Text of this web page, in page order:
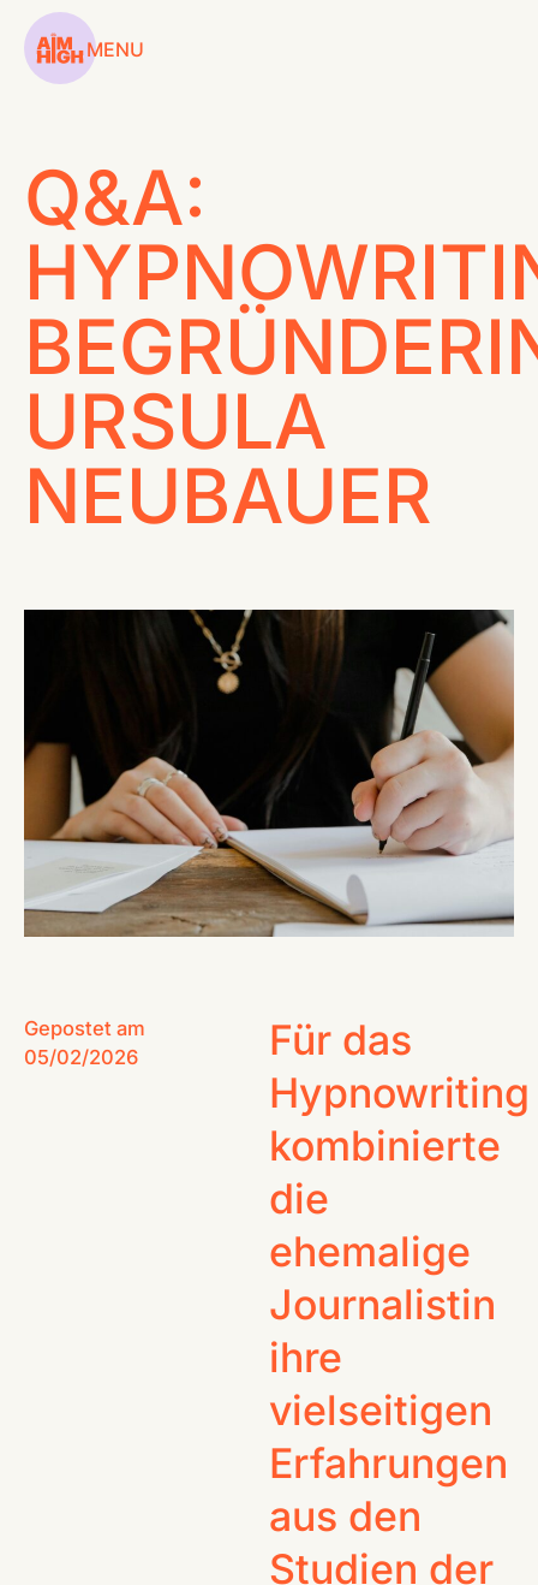
SERVICES
WORKSHOPS
COACHINGS
CASES
CONTENT HUB
ABOUT
CONTACT
MENU
Q&A:
URSULA
NEUBAUER
Gepostet am
05/02/2026
Für das
Hypnowriting
kombinierte
die
ehemalige
Journalistin
ihre
vielseitigen
Erfahrungen
aus den
Studien der